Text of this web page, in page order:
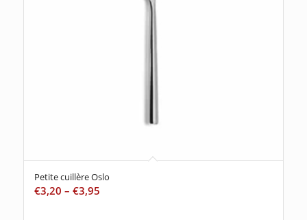
Petite cuillère Oslo
€3,20 – €3,95